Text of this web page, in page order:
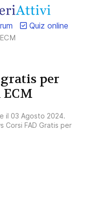
Quiz online
ECM
gratis per
il 03 Agosto 2024.
Corsi FAD Gratis per